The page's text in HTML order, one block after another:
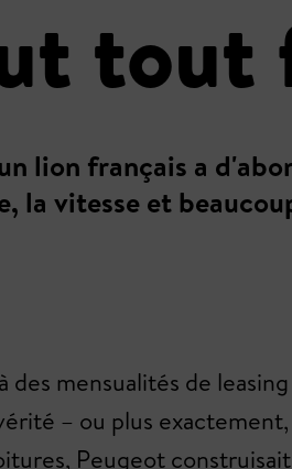
tout
lion français a
la vitesse et
des mensualités de
– ou plus
Peugeot